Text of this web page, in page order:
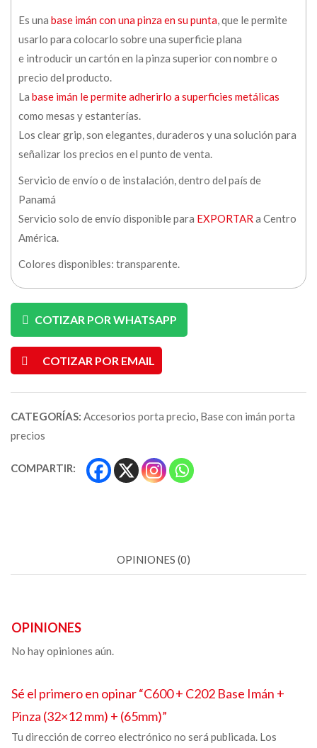
Es una base imán con una pinza en su punta, que le permite
usarlo para colocarlo sobre una superficie plana
e introducir un cartón en la pinza superior con nombre o
precio del producto.
La base imán le permite adherirlo a superficies metálicas
como mesas y estanterías.
Los clear grip, son elegantes, duraderos y una solución para
señalizar los precios en el punto de venta.
Servicio de envío o de instalación, dentro del país de
Panamá
Servicio solo de envío disponible para EXPORTAR a Centro
América.
Colores disponibles: transparente.
COTIZAR POR WHATSAPP
COTIZAR POR EMAIL
CATEGORÍAS: Accesorios porta precio, Base con imán porta
precios
COMPARTIR:
OPINIONES (0)
OPINIONES
No hay opiniones aún.
Sé el primero en opinar “C600 + C202 Base Imán +
Pinza (32×12 mm) + (65mm)”
Tu dirección de correo electrónico no será publicada. Los